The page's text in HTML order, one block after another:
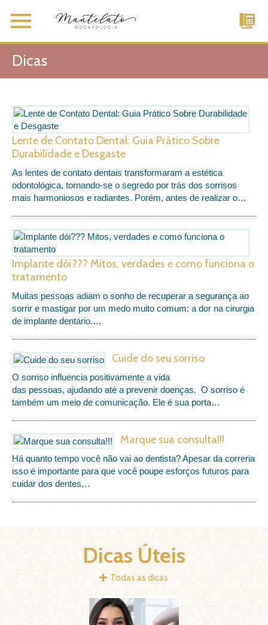
Dicas
Lente de Contato Dental: Guia Prático Sobre
Durabilidade e Desgaste
As lentes de contato dentais transformaram a estética
odontológica, tornando-se o segredo por trás dos sorrisos
mais harmoniosos e radiantes. Porém, antes de realizar o…
Implante dói??? Mitos, verdades e como funciona o
tratamento
Muitas pessoas adiam o sonho de recuperar a segurança ao
sorrir e mastigar por um medo muito comum: a dor na cirurgia
de implante dentário.…
Cuide do seu sorriso
O sorriso influencia positivamente a vida
das pessoas, ajudando até a prevenir doenças. O sorriso é
também um meio de comunicação. Ele é sua porta…
Marque sua consulta!!!
Há quanto tempo você não vai ao dentista? Apesar da correria
isso é importante para que você poupe esforços futuros para
cuidar dos dentes…
Dicas Úteis
Todas as dicas